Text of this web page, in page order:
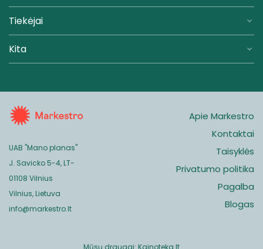
Tiekėjai
Kita
Apie Markestro
Kontaktai
Taisyklės
Privatumo politika
Pagalba
Blogas
UAB "Mano planas"
J. Savicko 5-4, LT-
01108 Vilnius
Vilnius, Lietuva
info@markestro.lt
Mūsų draugai: Kainoteka.lt